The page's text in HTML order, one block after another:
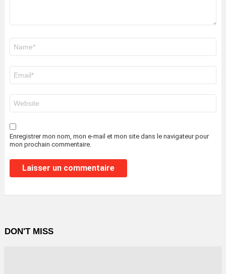
mail
*
web
Enregistrer mon nom, mon e-mail et mon site dans le navigateur pour
mon prochain commentaire.
DON'T MISS